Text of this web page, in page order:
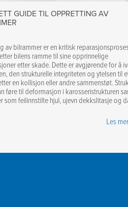
GUIDE TIL OPPRETTING AV
av bilrammer er en kritisk
bilens ramme til sine opprinnelige
etter skade. Dette er avgjørende for å
den strukturelle integriteten og ytelsen til
en kollisjon eller andre sammenstøt.
føre til deformasjon i karosseristrukturen
som feilinnstilte hjul, ujevn dekkslitasje og
Les